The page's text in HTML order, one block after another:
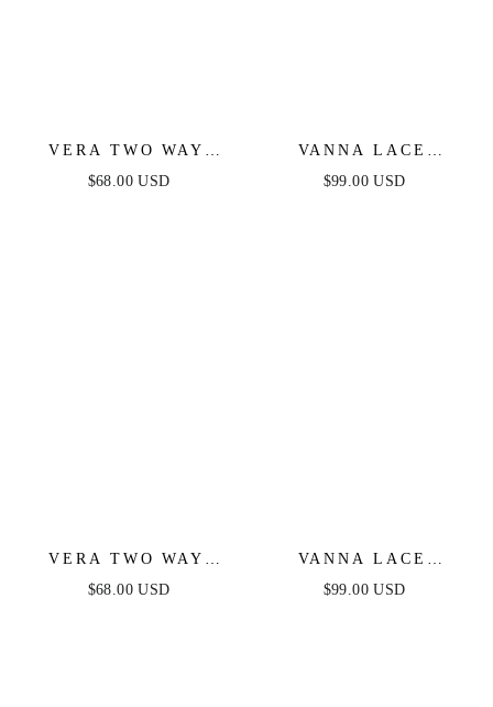
VERA TWO WAY
MINI DRESS -
$68.00 USD
VANNA LACE
TIERED MAXI DRESS
$99.00 USD
VERA TWO WAY
MINI DRESS - DEEP
$68.00 USD
VANNA LACE
TIERED MAXI DRESS
$99.00 USD